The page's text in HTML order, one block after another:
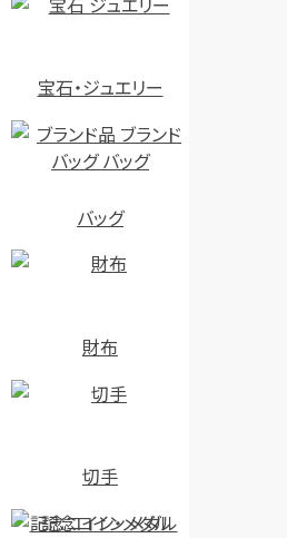
宝石・ジュエリー
バッグ
財布
切手
記念コイン・メダル